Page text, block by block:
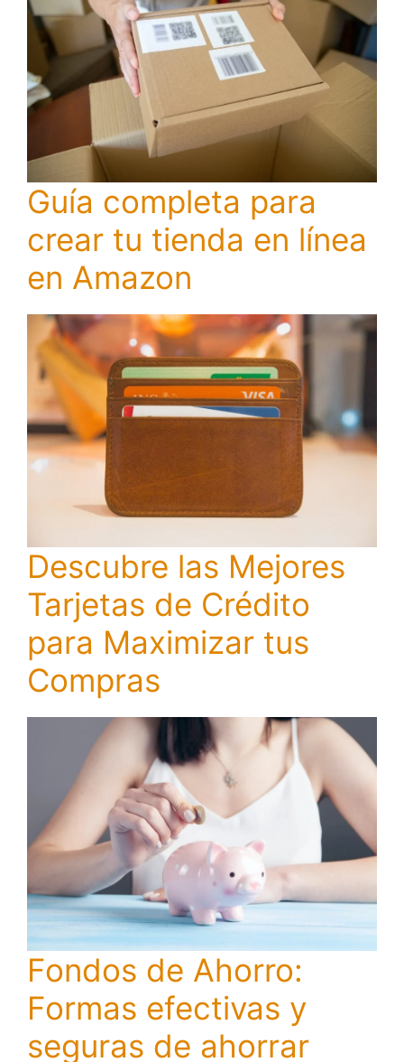
Guía completa para
crear tu tienda en línea
en Amazon
Descubre las Mejores
Tarjetas de Crédito
para Maximizar tus
Compras
Fondos de Ahorro:
Formas efectivas y
seguras de ahorrar